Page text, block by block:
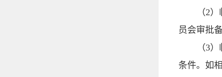
（2
员会审批
（3
条件。如